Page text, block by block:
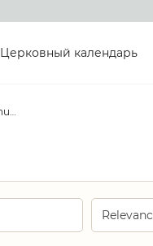
Церковный календарь
Gereja Alkitab Anugerah